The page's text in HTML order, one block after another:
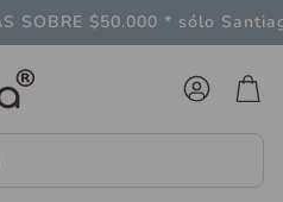
SOBRE $50.000 * sólo Santiago
Cuenta